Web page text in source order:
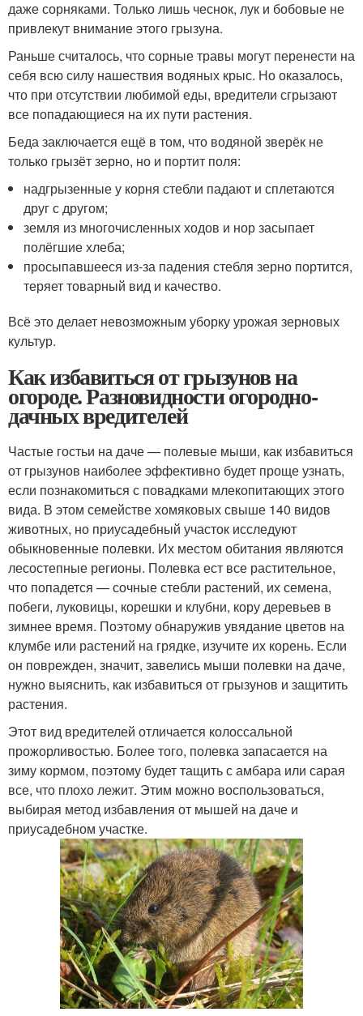
даже сорняками. Только лишь чеснок, лук и бобовые не
привлекут внимание этого грызуна.
Раньше считалось, что сорные травы могут перенести на
себя всю силу нашествия водяных крыс. Но оказалось,
что при отсутствии любимой еды, вредители сгрызают
все попадающиеся на их пути растения.
Беда заключается ещё в том, что водяной зверёк не
только грызёт зерно, но и портит поля:
надгрызенные у корня стебли падают и сплетаются
друг с другом;
земля из многочисленных ходов и нор засыпает
полёгшие хлеба;
просыпавшееся из-за падения стебля зерно портится,
теряет товарный вид и качество.
Всё это делает невозможным уборку урожая зерновых
культур.
Как избавиться от грызунов на
огороде. Разновидности огородно-
дачных вредителей
Частые гостьи на даче — полевые мыши, как избавиться
от грызунов наиболее эффективно будет проще узнать,
если познакомиться с повадками млекопитающих этого
вида. В этом семействе хомяковых свыше 140 видов
животных, но приусадебный участок исследуют
обыкновенные полевки. Их местом обитания являются
лесостепные регионы. Полевка ест все растительное,
что попадется — сочные стебли растений, их семена,
побеги, луковицы, корешки и клубни, кору деревьев в
зимнее время. Поэтому обнаружив увядание цветов на
клумбе или растений на грядке, изучите их корень. Если
он поврежден, значит, завелись мыши полевки на даче,
нужно выяснить, как избавиться от грызунов и защитить
растения.
Этот вид вредителей отличается колоссальной
прожорливостью. Более того, полевка запасается на
зиму кормом, поэтому будет тащить с амбара или сарая
все, что плохо лежит. Этим можно воспользоваться,
выбирая метод избавления от мышей на даче и
приусадебном участке.